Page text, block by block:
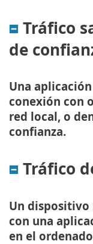
Tráfico
de
Una
conexión con
red local, o
confianza.
Tráfico
Un
con una
en el